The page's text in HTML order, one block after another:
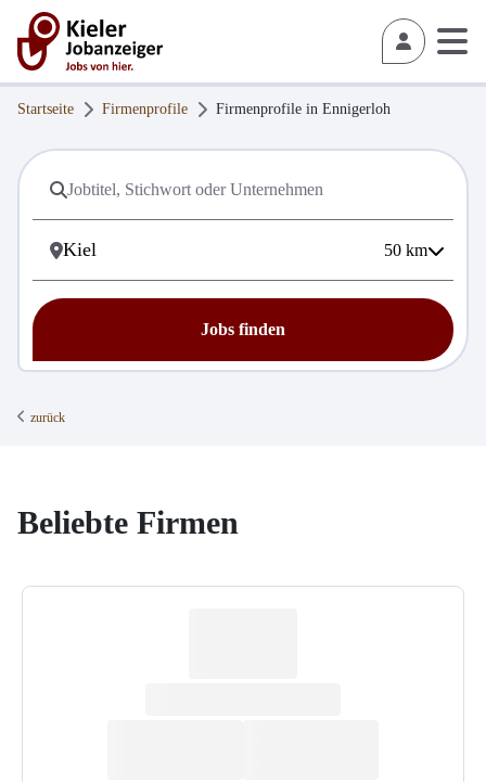
Startseite Firmenprofile Firmenprofile in Ennigerloh
50 km
Jobs finden
zurück
Beliebte Firmen